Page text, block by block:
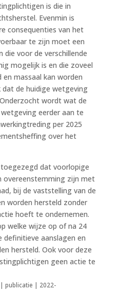
is die in
Evenmin is
consequenties van het
te zijn moet een
voor de verschillende
mogelijk is en die zoveel
massaal kan worden
dat de huidige wetgeving
wordt wat de
eerder aan te
per 2025
over het
dat voorlopige
overeenstemming zijn met
bij de vaststelling van de
worden hersteld zonder
hoeft te ondernemen.
welke wijze op of na 24
definitieve aanslagen en
hersteld. Ook voor deze
geen actie te
| publicatie | 2022-